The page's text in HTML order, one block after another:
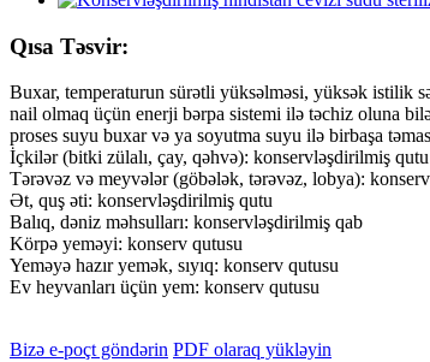
Qısa Təsvir:
Buxar, temperaturun sürətli yüksəlməsi, yüksək istilik
nail olmaq üçün enerji bərpa sistemi ilə təchiz oluna
proses suyu buxar və ya soyutma suyu ilə birbaşa
İçkilər (bitki zülalı, çay, qəhvə): konservləşdirilmiş qutu
Tərəvəz və meyvələr (göbələk, tərəvəz, lobya):
Ət, quş əti: konservləşdirilmiş qutu
Balıq, dəniz məhsulları: konservləşdirilmiş qab
Körpə yeməyi: konserv qutusu
Yeməyə hazır yemək, sıyıq: konserv qutusu
Ev heyvanları üçün yem: konserv qutusu
Bizə e-poçt göndərin PDF olaraq yükləyin